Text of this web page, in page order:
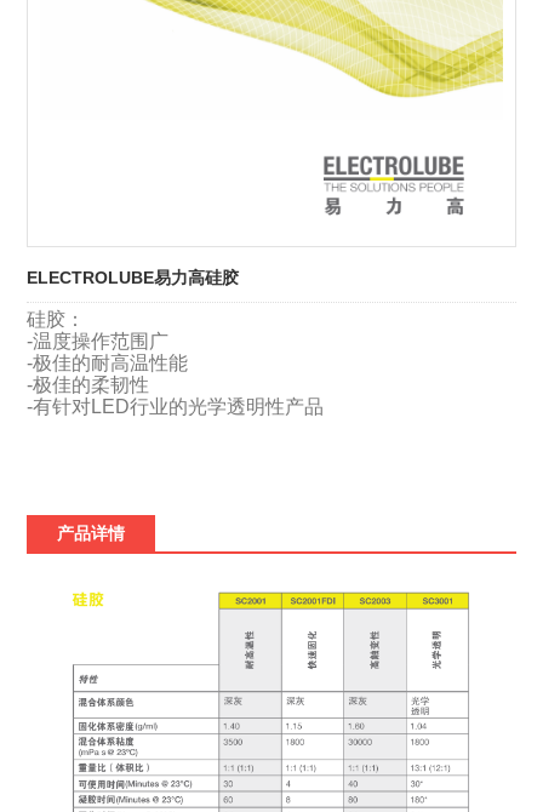
ELECTROLUBE易力高硅胶
硅胶：
-温度操作范围广
-极佳的耐高温性能
-极佳的柔韧性
-有针对LED行业的光学透明性产品
产品详情